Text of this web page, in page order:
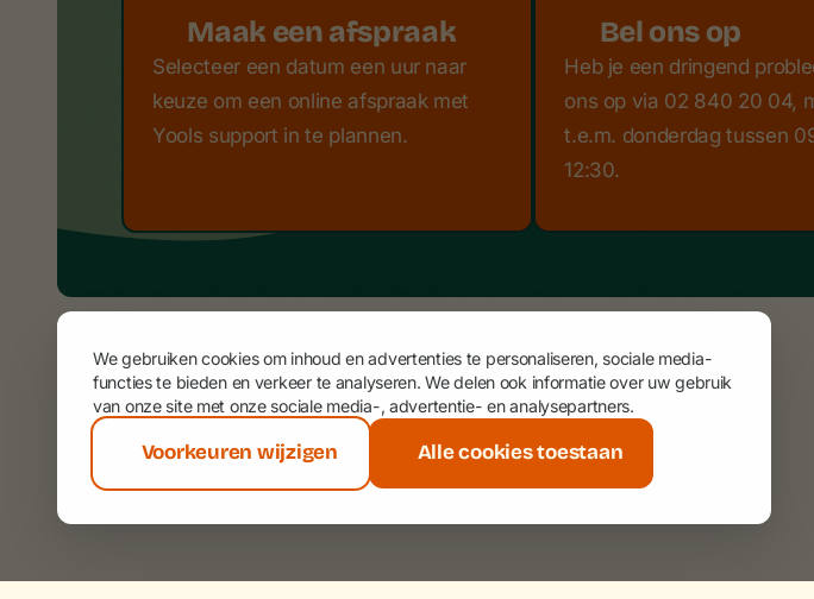
Maak een afspraak
Selecteer een datum een uur naar
keuze om een online afspraak met
Yools support in te plannen.
Bel ons op
Heb je een dringend
ons op via 02 840 20 04,
t.e.m. donderdag tussen
12:30.
We gebruiken cookies om inhoud en advertenties te personaliseren, sociale media-
functies te bieden en verkeer te analyseren. We delen ook informatie over uw gebruik
van onze site met onze sociale media-, advertentie- en analysepartners.
Voorkeuren wijzigen Alle cookies toestaan